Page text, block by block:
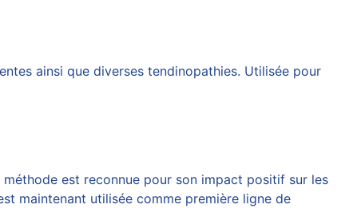
ainsi que diverses tendinopathies. Utilisée pour
méthode est reconnue pour son impact positif sur les
maintenant utilisée comme première ligne de